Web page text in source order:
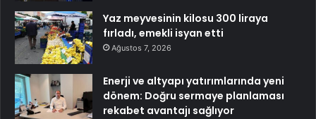
Yaz meyvesinin kilosu 300 liraya
fırladı, emekli isyan etti
Ağustos 7, 2026
Enerji ve altyapı yatırımlarında yeni
dönem: Doğru sermaye planlaması
rekabet avantajı sağlıyor